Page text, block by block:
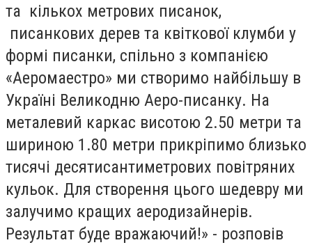
та кількох метрових писанок,
писанкових дерев та квіткової клумби у
формі писанки, спільно з компанією
«Аеромаестро» ми створимо найбільшу в
Україні Великодню Аеро-писанку. На
металевий каркас висотою 2.50 метри та
шириною 1.80 метри прикріпимо близько
тисячі десятисантиметрових повітряних
кульок. Для створення цього шедевру ми
залучимо кращих аеродизайнерів.
Результат буде вражаючий!» - розповів